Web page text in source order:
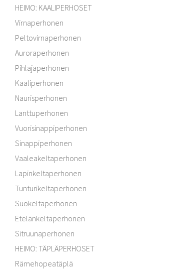
HEIMO: KAALIPERHOSET
Virnaperhonen
Peltovirnaperhonen
Auroraperhonen
Pihlajaperhonen
Kaaliperhonen
Naurisperhonen
Lanttuperhonen
Vuorisinappiperhonen
Sinappiperhonen
Vaaleakeltaperhonen
Lapinkeltaperhonen
Tunturikeltaperhonen
Suokeltaperhonen
Etelänkeltaperhonen
Sitruunaperhonen
HEIMO: TÄPLÄPERHOSET
Rämehopeatäplä